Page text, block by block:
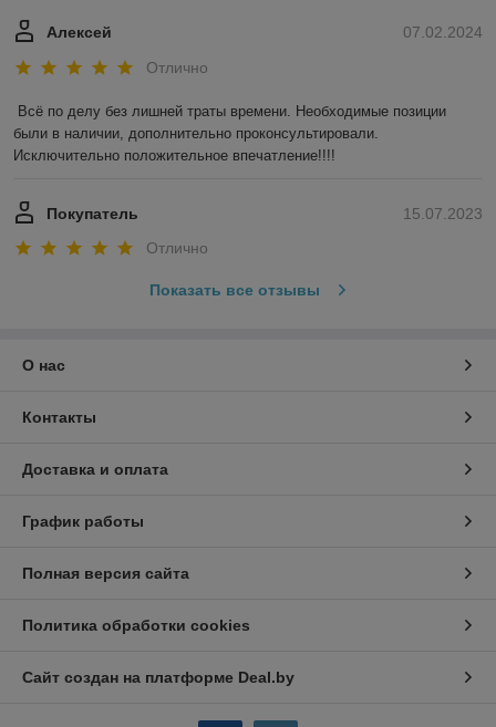
07.02.2024
Алексей
Отлично
Всё по делу без лишней траты времени. Необходимые позиции
были в наличии, дополнительно проконсультировали.
Исключительно положительное впечатление!!!!
15.07.2023
Покупатель
Отлично
Показать все отзывы
О нас
Контакты
Доставка и оплата
График работы
Полная версия сайта
Политика обработки cookies
Сайт создан на платформе Deal.by